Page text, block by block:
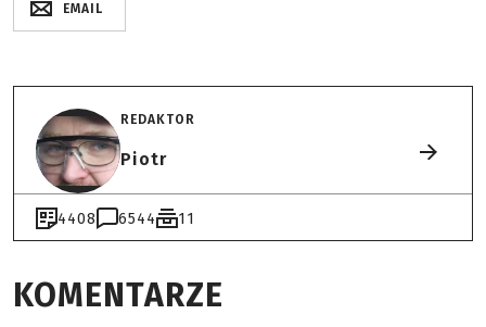
EMAIL
REDAKTOR
Piotr
4408 6544 11
KOMENTARZE